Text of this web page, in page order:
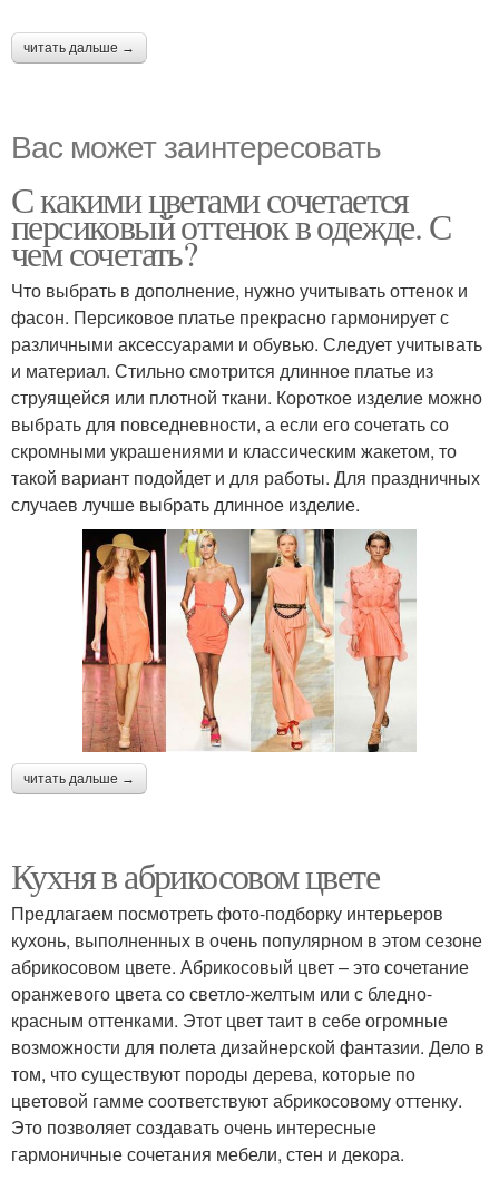
читать дальше →
Вас может заинтересовать
С какими цветами сочетается
персиковый оттенок в одежде. С
чем сочетать?
Что выбрать в дополнение, нужно учитывать оттенок и
фасон. Персиковое платье прекрасно гармонирует с
различными аксессуарами и обувью. Следует учитывать
и материал. Стильно смотрится длинное платье из
струящейся или плотной ткани. Короткое изделие можно
выбрать для повседневности, а если его сочетать со
скромными украшениями и классическим жакетом, то
такой вариант подойдет и для работы. Для праздничных
случаев лучше выбрать длинное изделие.
читать дальше →
Кухня в абрикосовом цвете
Предлагаем посмотреть фото-подборку интерьеров
кухонь, выполненных в очень популярном в этом сезоне
абрикосовом цвете. Абрикосовый цвет – это сочетание
оранжевого цвета со светло-желтым или с бледно-
красным оттенками. Этот цвет таит в себе огромные
возможности для полета дизайнерской фантазии. Дело в
том, что существуют породы дерева, которые по
цветовой гамме соответствуют абрикосовому оттенку.
Это позволяет создавать очень интересные
гармоничные сочетания мебели, стен и декора.